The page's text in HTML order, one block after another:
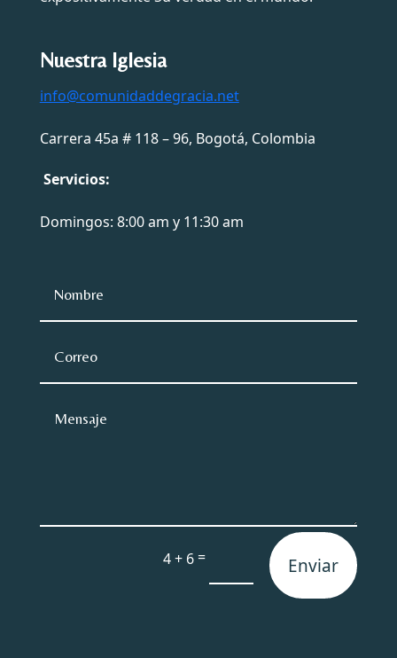
Nuestra Iglesia
info@comunidaddegracia.net
Carrera 45a # 118 – 96, Bogotá, Colombia
Servicios:
Domingos: 8:00 am y 11:30 am
4 + 6= Enviar